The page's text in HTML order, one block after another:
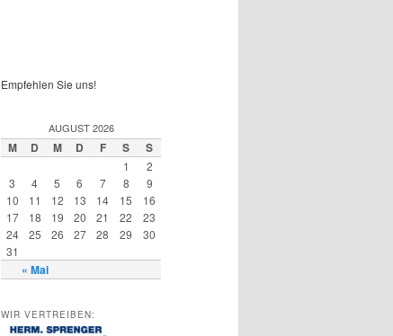
Empfehlen Sie uns!
AUGUST 2026
M D M D F S S
« Mai
1
2
3
4 5 6 7 8
9
10
11 12 13 14 15
16
17
18 19 20 21 22
23
24
25 26 27 28 29
30
31
WIR VERTREIBEN: